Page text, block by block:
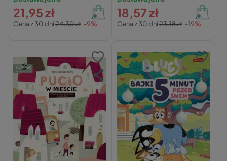
Cena z 30 dni24,30 zł -9%
21,95 zł
Cena z 30 dni23,18 zł -19%
18,57 zł